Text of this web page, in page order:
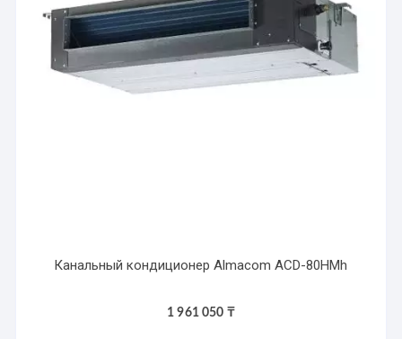
Канальный кондиционер Almacom АCD-80НMh
1 961 050 ₸